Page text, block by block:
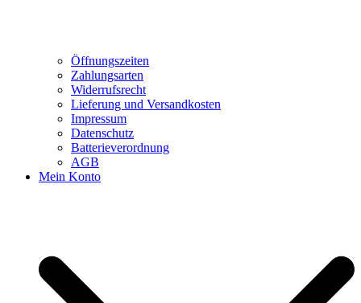
Öffnungszeiten
Zahlungsarten
Widerrufsrecht
Lieferung und Versandkosten
Impressum
Datenschutz
Batterieverordnung
AGB
Mein Konto